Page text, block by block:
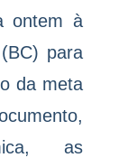
ontem à
para
da meta
as